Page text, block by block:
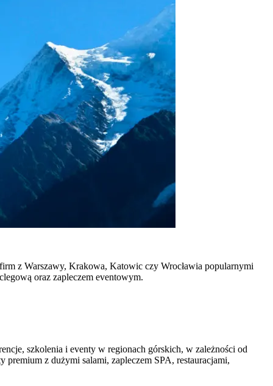
z Warszawy, Krakowa, Katowic czy Wrocławia popularnymi
oraz zapleczem eventowym.
szkolenia i eventy w regionach górskich, w zależności od
z dużymi salami, zapleczem SPA, restauracjami,